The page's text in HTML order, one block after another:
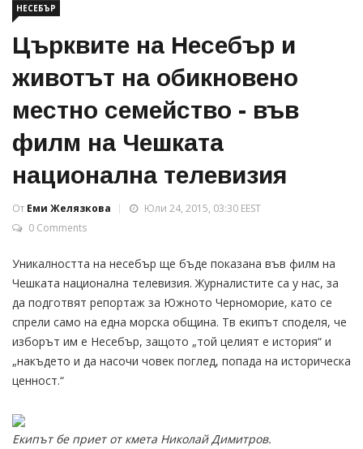
НЕСЕБЪР
Църквите на Несебър и
животът на обикновено
местно семейство - във
филм на Чешката
национална телевизия
От Еми Желязкова
Юли 24, 2015, 03:30 EEST
0 Comments
Уникалността на несебър ще бъде показана във филм на
Чешката национална телевизия. Журналистите са у нас, за
да подготвят репортаж за Южното Черноморие, като се
спрели само на една морска община. Тв екипът споделя, че
изборът им е Несебър, защото „той целият е история“ и
„накъдето и да насочи човек поглед, попада на историческа
ценност.“
Екипът бе приет от кмета Николай Димитров.